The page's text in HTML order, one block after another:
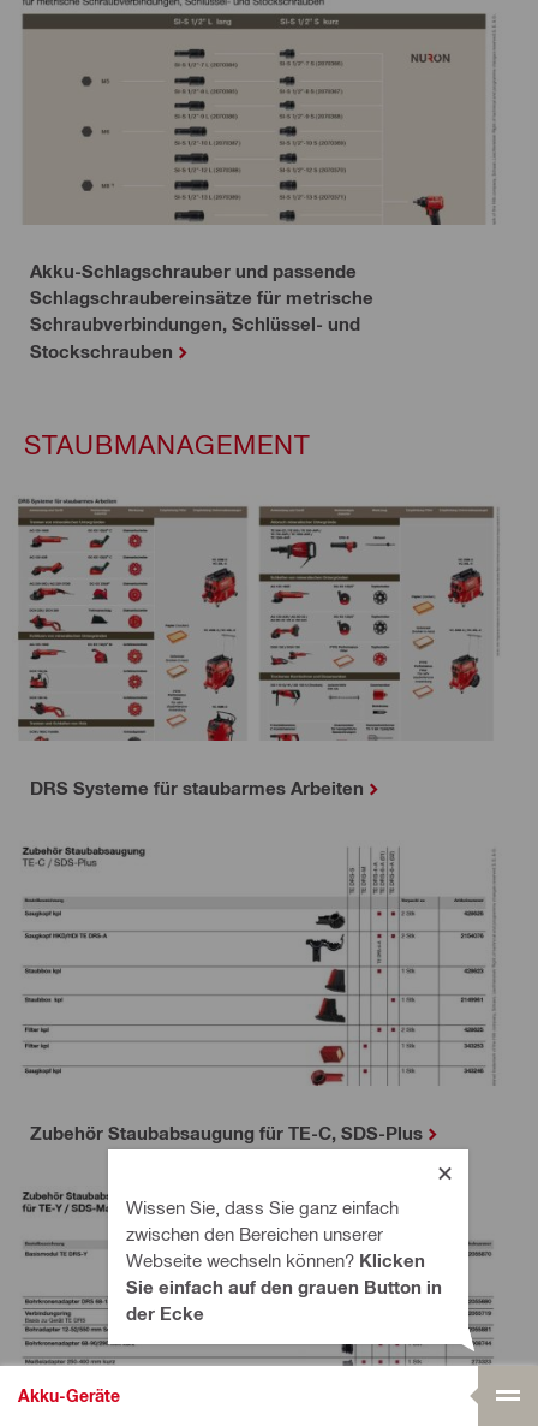
Akku-Geräte
Wissen Sie, dass Sie ganz einfach
zwischen den Bereichen unserer
Webseite wechseln können? Klicken
Sie einfach auf den grauen Button in
der Ecke
Akku-Schlagschrauber und passende
Schlagschraubereinsätze für metrische
Schraubverbindungen, Schlüssel- und
Stockschrauben
STAUBMANAGEMENT
DRS Systeme für staubarmes Arbeiten
Zubehör Staubabsaugung für TE-C, SDS-Plus